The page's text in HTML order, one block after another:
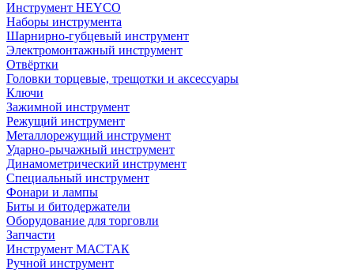
Инструмент HEYCO
Наборы инструмента
Шарнирно-губцевый инструмент
Электромонтажный инструмент
Отвёртки
Головки торцевые, трещотки и аксессуары
Ключи
Зажимной инструмент
Режущий инструмент
Металлорежущий инструмент
Ударно-рычажный инструмент
Динамометрический инструмент
Специальный инструмент
Фонари и лампы
Биты и битодержатели
Оборудование для торговли
Запчасти
Инструмент МАСТАК
Ручной инструмент